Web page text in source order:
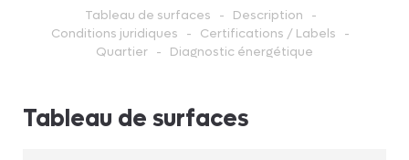
Tableau de surfaces
Description
Conditions juridiques
Certifications / Labels
Quartier
Diagnostic énergétique
Tableau de surfaces